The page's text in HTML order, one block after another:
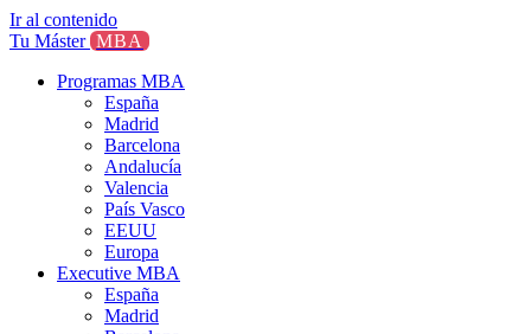
Ir al contenido
Tu Máster MBA
Programas MBA
España
Madrid
Barcelona
Andalucía
Valencia
País Vasco
EEUU
Europa
Executive MBA
España
Madrid